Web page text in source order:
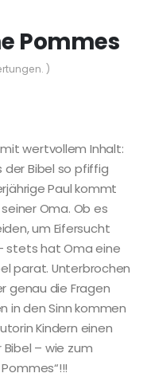
Pommes
)
wertvollem Inhalt:
der Bibel so pfiffig
Paul kommt
Oma. Ob es
um Eifersucht
stets hat Oma eine
parat. Unterbrochen
genau die Fragen
in den Sinn kommen
Kindern einen
– wie zum